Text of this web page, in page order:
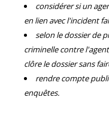
considérer si un
en lien avec l'incident
selon le dossier de
criminelle contre
clôre le dossier sans
rendre compte
enquêtes.